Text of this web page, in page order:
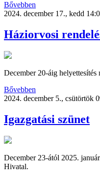
Bővebben
2024. december 17., kedd
Háziorvosi
December 20-áig
Bővebben
2024. december 5., csütörtök
Igazgatási szünet
December 23-ától 2025.
Hivatal.